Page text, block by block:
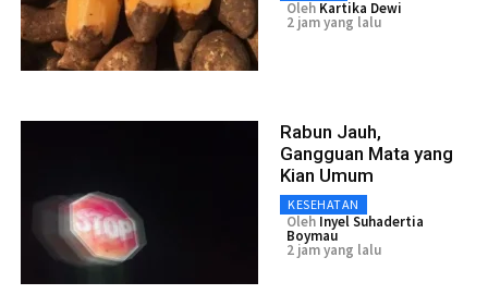
Oleh Kartika Dewi
2 jam yang lalu
Rabun Jauh,
Gangguan Mata yang
Kian Umum
KESEHATAN
Oleh Inyel Suhadertia
Boymau
2 jam yang lalu